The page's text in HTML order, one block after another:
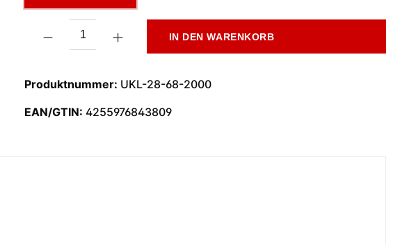
IN DEN WARENKORB
Produktnummer: UKL-28-68-2000
EAN/GTIN: 4255976843809